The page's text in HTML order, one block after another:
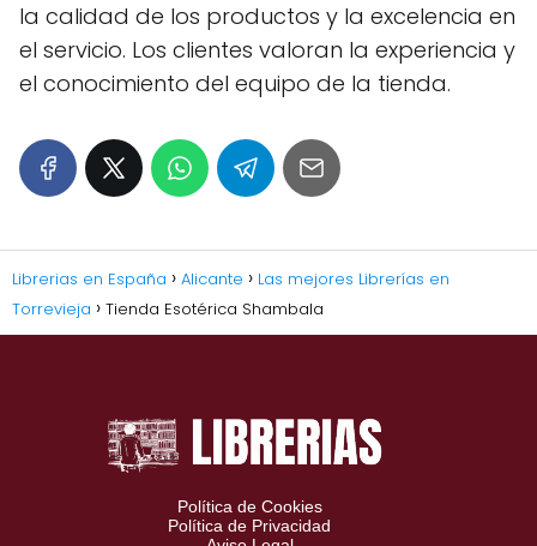
la calidad de los productos y la excelencia en
el servicio. Los clientes valoran la experiencia y
el conocimiento del equipo de la tienda.
Librerias en España Alicante
Las mejores Librerías en
Torrevieja
Tienda Esotérica Shambala
Política de Cookies
Política de Privacidad